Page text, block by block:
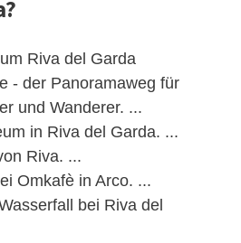
Riva del Garda
- der Panoramaweg für
und Wanderer. ...
in Riva del Garda. ...
Riva. ...
Omkafè in Arco. ...
bei Riva del